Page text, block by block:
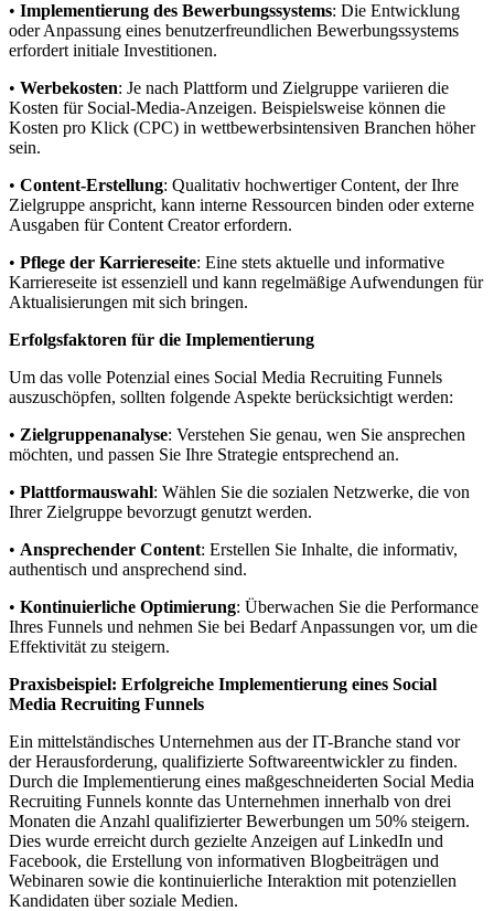
• Implementierung des Bewerbungssystems: Die Entwicklung
oder Anpassung eines benutzerfreundlichen Bewerbungssystems
erfordert initiale Investitionen.
• Werbekosten: Je nach Plattform und Zielgruppe variieren die
Kosten für Social-Media-Anzeigen. Beispielsweise können die
Kosten pro Klick (CPC) in wettbewerbsintensiven Branchen höher
sein.
• Content-Erstellung: Qualitativ hochwertiger Content, der Ihre
Zielgruppe anspricht, kann interne Ressourcen binden oder externe
Ausgaben für Content Creator erfordern.
• Pflege der Karriereseite: Eine stets aktuelle und informative
Karriereseite ist essenziell und kann regelmäßige Aufwendungen für
Aktualisierungen mit sich bringen.
Erfolgsfaktoren für die Implementierung
Um das volle Potenzial eines Social Media Recruiting Funnels
auszuschöpfen, sollten folgende Aspekte berücksichtigt werden:
• Zielgruppenanalyse: Verstehen Sie genau, wen Sie ansprechen
möchten, und passen Sie Ihre Strategie entsprechend an.
• Plattformauswahl: Wählen Sie die sozialen Netzwerke, die von
Ihrer Zielgruppe bevorzugt genutzt werden.
• Ansprechender Content: Erstellen Sie Inhalte, die informativ,
authentisch und ansprechend sind.
• Kontinuierliche Optimierung: Überwachen Sie die Performance
Ihres Funnels und nehmen Sie bei Bedarf Anpassungen vor, um die
Effektivität zu steigern.
Praxisbeispiel: Erfolgreiche Implementierung eines Social
Media Recruiting Funnels
Ein mittelständisches Unternehmen aus der IT-Branche stand vor
der Herausforderung, qualifizierte Softwareentwickler zu finden.
Durch die Implementierung eines maßgeschneiderten Social Media
Recruiting Funnels konnte das Unternehmen innerhalb von drei
Monaten die Anzahl qualifizierter Bewerbungen um 50% steigern.
Dies wurde erreicht durch gezielte Anzeigen auf LinkedIn und
Facebook, die Erstellung von informativen Blogbeiträgen und
Webinaren sowie die kontinuierliche Interaktion mit potenziellen
Kandidaten über soziale Medien.